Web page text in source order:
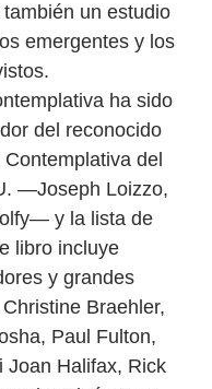
un estudio
emergentes y los
ha sido
del reconocido
del
—Joseph Loizzo,
y la lista de
libro incluye
y grandes
Braehler,
Paul Fulton,
Joan Halifax, Rick